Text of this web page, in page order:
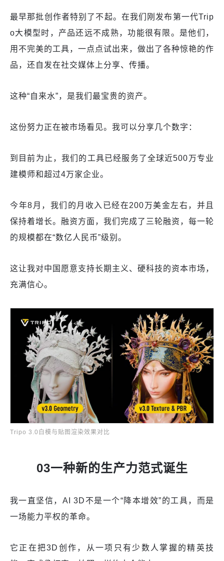
最早那批创作者特别了不起。在我们刚发布第一代Trip
o大模型时，产品还远不成熟，功能很有限。是他们，
用不完美的工具，一点点试出来，做出了各种惊艳的作
品，还自发在社交媒体上分享、传播。
这种“自来水”，是我们最宝贵的资产。
这份努力正在被市场看见。我可以分享几个数字：
到目前为止，我们的工具已经服务了全球近500万专业
建模师和超过4万家企业。
今年8月，我们的月收入已经在200万美金左右，并且
保持着增长。融资方面，我们完成了三轮融资，每一轮
的规模都在“数亿人民币”级别。
这让我对中国愿意支持长期主义、硬科技的资本市场，
充满信心。
Tripo 3.0白模与贴图渲染效果对比
03一种新的生产力范式诞生
我一直坚信，AI 3D不是一个“降本增效”的工具，而是
一场能力平权的革命。
它正在把3D创作，从一项只有少数人掌握的精英技